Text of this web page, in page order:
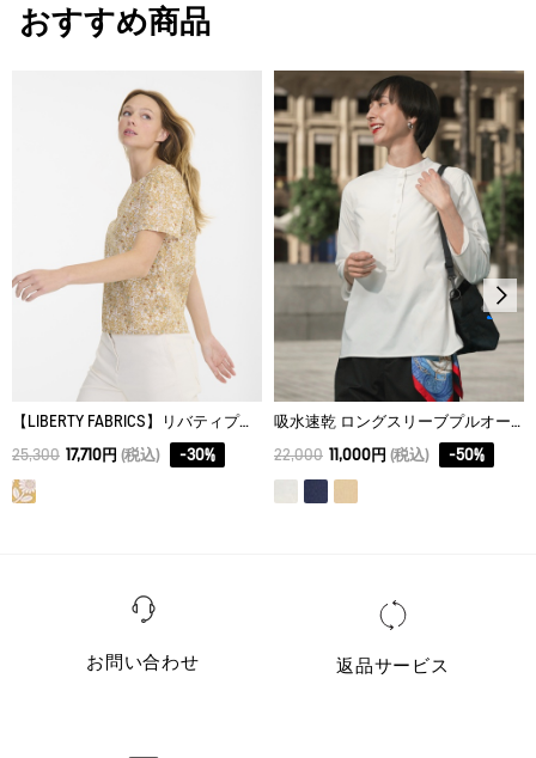
COOLMAX® fabric：速乾・ドライ
XS
38 18.5
40 19.25
20
おすすめ商品
【LIBERTY FABRICS】リバティプリント ブラウス
25,300 17,710円 (税込) -30%
吸水速乾 ロングスリーブプルオーバーシャツ RP
22,000 11,000円 (税込) -50%
お問い合わせ 返品サービス